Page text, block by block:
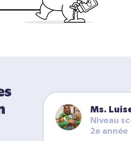
Ms.
Niveau
2e année